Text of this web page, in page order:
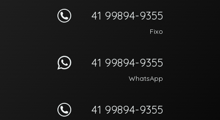
41 99894-9355
Fixo
41 99894-9355
WhatsApp
41 99894-9355